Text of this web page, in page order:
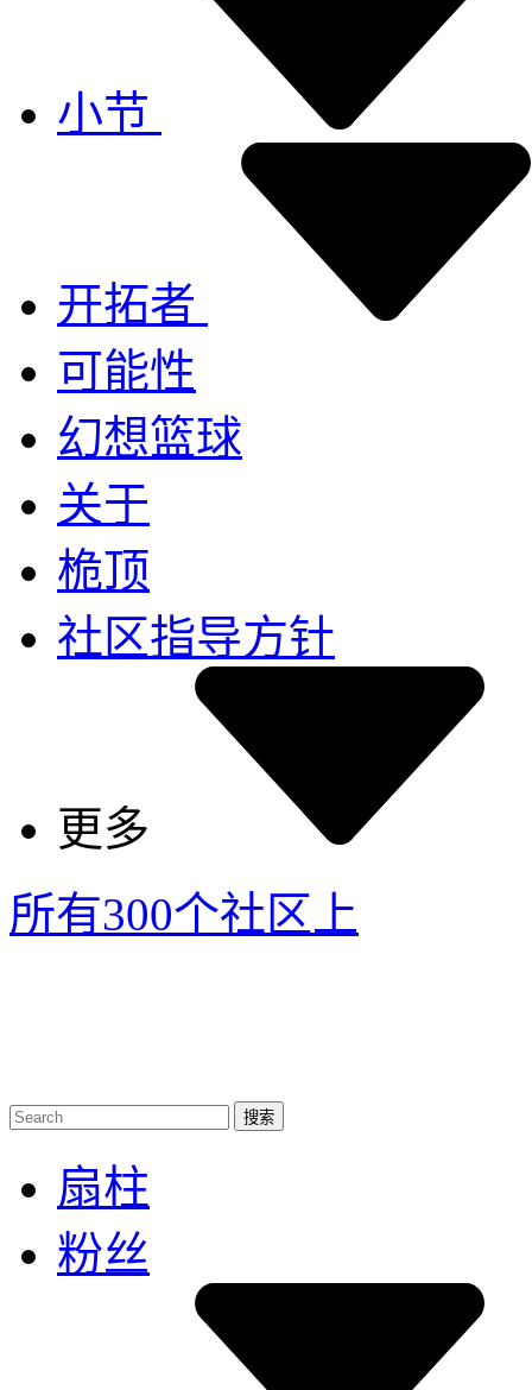
小节
开拓者
可能性
幻想篮球
关于
桅顶
社区指导方针
更多
所有300个社区 上
扇柱
粉丝